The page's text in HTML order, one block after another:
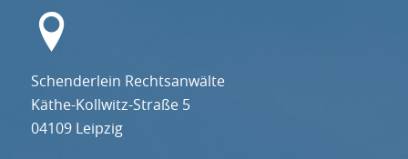
Schenderlein Rechtsanwälte
Käthe-Kollwitz-Straße 5
04109 Leipzig